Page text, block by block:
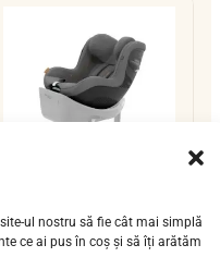
ul nostru să fie cât mai simplă
ce ai pus în coș și să îți arătăm
Cybex Sirona G i-
Size